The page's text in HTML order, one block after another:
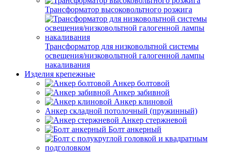
Трансформатор высоковольтного розжига
Трансформатор для низковольтной системы
освещения/низковольтной галогенной лампы
накаливания
Изделия крепежные
Анкер болтовой
Анкер забивной
Анкер клиновой
Анкер складной потолочный (пружинный)
Анкер стержневой
Болт анкерный